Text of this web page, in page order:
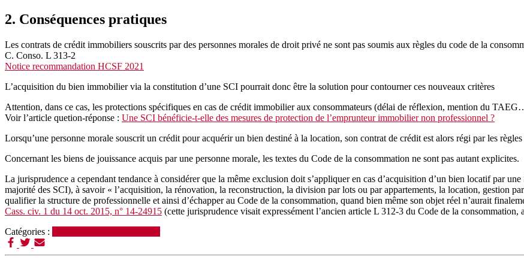
2. Conséquences pratiques
Les contrats de crédit immobiliers souscrits par des personnes morales de droit privé ne sont pas soumis aux règles du code de la
C. Conso. L 313-2
Notice recommandation HCSF 2021
L’acquisition du bien immobilier via la constitution d’une SCI pourrait donc être la solution pour contourner ces nouveaux critères
Attention, dans ce cas, les protections spécifiques en cas de crédit immobilier aux consommateurs (délai de réflexion, mention du
Voir l’article quetion-réponse : Une SCI bénéficie-t-elle des mesures de protection de l’emprunteur immobilier non professionnel ?
Lorsqu’une personne morale souscrit un crédit pour acquérir un bien destiné à la location, son contrat de crédit est alors régi par les
Concernant les biens de jouissance acquis par une personne morale, les textes du Code de la consommation ne sont pas autant explicites.
La jurisprudence a cependant tendance à considérer que la même exclusion doit s’appliquer en cas d’acquisition d’un bien locatif par
majorité des SCI), à savoir « l’acquisition, la rénovation, la reconstruction, la division par lots ou par appartements, la location, gestion
qualifier la structure de professionnelle et ainsi d’échapper au Code de la consommation, quand bien même son objet réel n’aurait
Cass. civ. 1 du 14 oct. 2015, n° 14-24915 (cette jurisprudence visait expressément l’ancien article L 312-3 du Code de la
Catégories :